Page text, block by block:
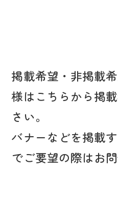
掲載希望・非掲載
様はこちらから掲
さい。
バナーなどを掲載
でご要望の際はお